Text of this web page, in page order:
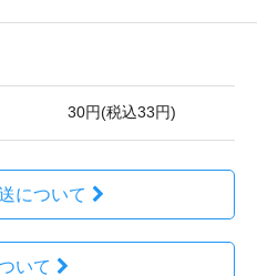
30円(税込33円)
について
いて